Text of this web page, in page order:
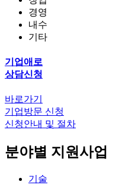
경영
내수
기타
기업애로
상담신청
바로가기
기업방문 신청
신청안내 및 절차
분야별 지원사업
기술